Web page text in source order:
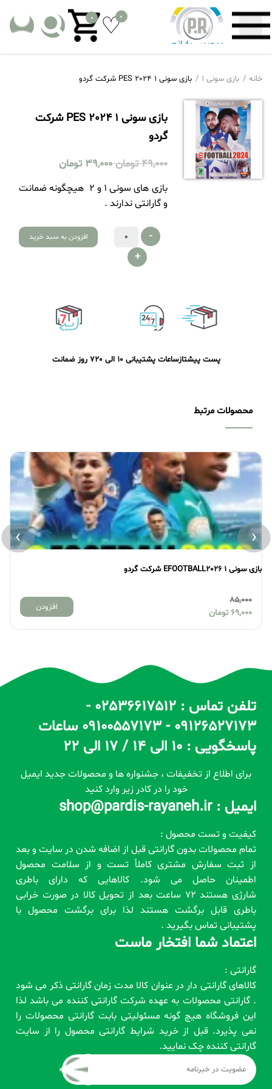
0
0
خانه بازی سونی 1 بازی سونی 1 PES 2024 شرکت گردو
بازی سونی 1 PES 2024 شرکت
گردو
49,000 تومان 39,000 تومان
بازی های سونی 1 و 2 هیچگونه ضمانت
و گارانتی ندارند .
-
+
افزودن به سبد خرید
پست پیشتازساعات پشتیبانی 10 الی 20 7 روز ضمانت
محصولات مرتبط
بازی سونی 1 EFOOTBALL2026 شرکت گردو
85,000
69,000 تومان
افزودن
‹
›
تلفن تماس : 02536617512 -
09126527173 - 09100557173 ساعات
پاسخگویی : 10 الی 14 / 17 الی 22
برای اطلاع از تخفیفات ، جشنواره ها و محصولات جدید ایمیل
خود را در کادر زیر وارد کنید
ایمیل : shop@pardis-rayaneh.ir
کیفیت و تست محصول :
تمام محصولات بدون گارانتی قبل از اضافه شدن در سایت و بعد
از ثبت سفارش مشتری کاملاً تست و از سلامت محصول
اطمینان حاصل می شود. کالاهایی که دارای باطری
شارژی هستند 72 ساعت بعد از تحویل کالا در صورت خرابی
باطری قابل برگشت هستند لذا برای برگشت محصول با
پشتیبانی تماس بگیرید .
اعتماد شما افتخار ماست
گارانتی :
کالاهای گارانتی دار در عنوان کالا مدت زمان گارانتی ذکر می شود
. گارانتی محصولات به عهده شرکت گارانتی کننده می باشد لذا
این فروشگاه هیچ گونه مسئولیتی بابت گارانتی محصولات را
نمی پذیرد. قبل از خرید شرایط گارانتی محصول را از سایت
گارانتی کننده چک نمایید.